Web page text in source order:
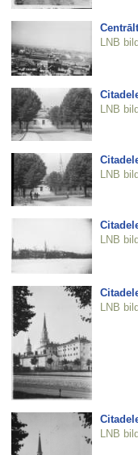
LNB
LNB
LNB
LNB
LNB
LNB